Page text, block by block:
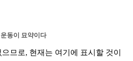
운동이 묘약이다
므로, 현재는 여기에 표시할 것이